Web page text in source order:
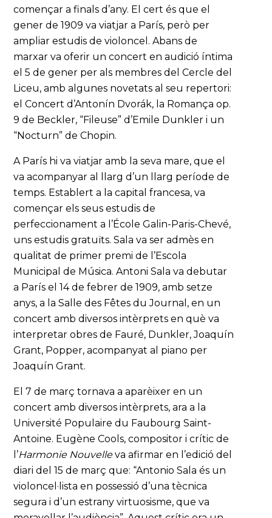
començar a finals d’any. El cert és que el
gener de 1909 va viatjar a París, però per
ampliar estudis de violoncel. Abans de
marxar va oferir un concert en audició íntima
el 5 de gener per als membres del Cercle del
Liceu, amb algunes novetats al seu repertori:
el Concert d’Antonín Dvorák, la Romança op.
9 de Beckler, “Fileuse” d’Emile Dunkler i un
“Nocturn” de Chopin.
A París hi va viatjar amb la seva mare, que el
va acompanyar al llarg d’un llarg període de
temps. Establert a la capital francesa, va
començar els seus estudis de
perfeccionament a l’École Galin-Paris-Chevé,
uns estudis gratuïts. Sala va ser admès en
qualitat de primer premi de l’Escola
Municipal de Música. Antoni Sala va debutar
a París el 14 de febrer de 1909, amb setze
anys, a la Salle des Fêtes du Journal, en un
concert amb diversos intèrprets en què va
interpretar obres de Fauré, Dunkler, Joaquín
Grant, Popper, acompanyat al piano per
Joaquín Grant.
El 7 de març tornava a aparèixer en un
concert amb diversos intèrprets, ara a la
Université Populaire du Faubourg Saint-
Antoine. Eugène Cools, compositor i crític de
l’Harmonie Nouvelleva afirmar en l’edició del
diari del 15 de març que: “Antonio Sala és un
violoncel·lista en possessió d’una tècnica
segura i d’un estrany virtuosisme, que va